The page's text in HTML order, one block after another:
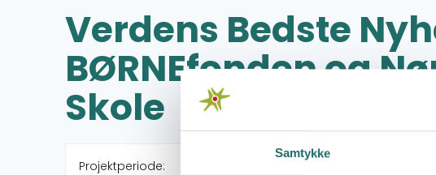
Samtykke
Verdens Bedste
BØRNEfonden og
Skole
Projektperiode: